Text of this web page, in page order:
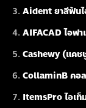
Aident ยาสีฟันไ
AIFACAD ไอฟ
Cashewy (แคช
CollaminB คอ
ItemsPro ไอเท็